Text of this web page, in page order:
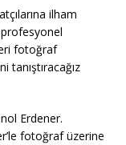
ilham
fotoğraf
tanıştıracağız
Erdener.
fotoğraf üzerine